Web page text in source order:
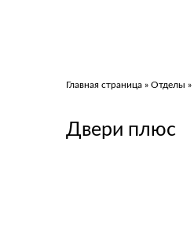
Главная страница » Отделы »
Двери плюс